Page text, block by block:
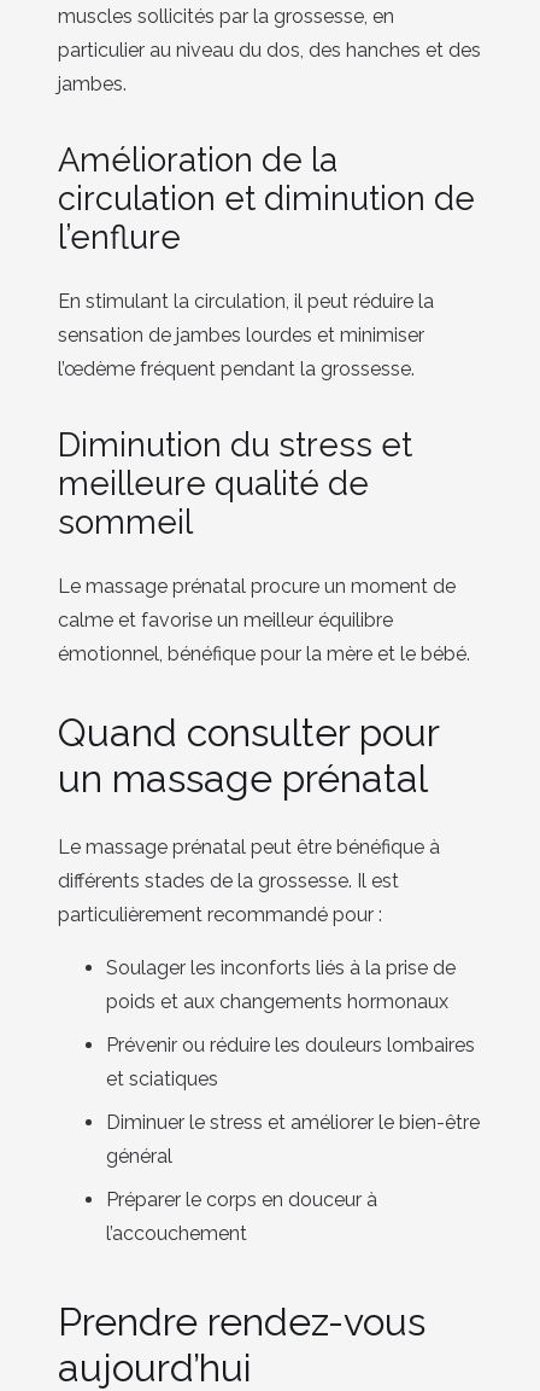
muscles sollicités par la grossesse, en
particulier au niveau du dos, des hanches et des
jambes.
Amélioration de la
circulation et diminution de
l’enflure
En stimulant la circulation, il peut réduire la
sensation de jambes lourdes et minimiser
l’œdème fréquent pendant la grossesse.
Diminution du stress et
meilleure qualité de
sommeil
Le massage prénatal procure un moment de
calme et favorise un meilleur équilibre
émotionnel, bénéfique pour la mère et le bébé.
Quand consulter pour
un massage prénatal
Le massage prénatal peut être bénéfique à
différents stades de la grossesse. Il est
particulièrement recommandé pour :
Soulager les inconforts liés à la prise de
poids et aux changements hormonaux
Prévenir ou réduire les douleurs lombaires
et sciatiques
Diminuer le stress et améliorer le bien-être
général
Préparer le corps en douceur à
l’accouchement
Prendre rendez-vous
aujourd’hui